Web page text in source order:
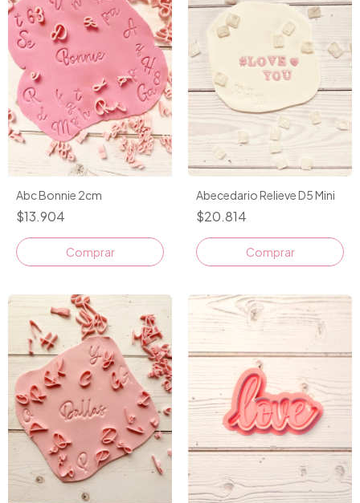
Abc Bonnie 2cm
$13.904
Abecedario Relieve D5 Mini
$20.814